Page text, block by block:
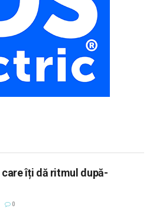
care îți dă ritmul după-
0